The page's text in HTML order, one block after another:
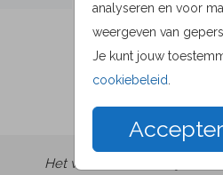
analyseren en voor
weergeven van
Je kunt jouw
cookiebeleid
Het was heel makkelijk om